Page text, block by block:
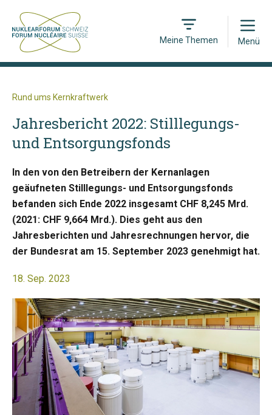
Meine Themen
Open
Menü
Rund ums Kernkraftwerk
Jahresbericht 2022: Stilllegungs-
und Entsorgungsfonds
In den von den Betreibern der Kernanlagen
geäufneten Stilllegungs- und Entsorgungsfonds
befanden sich Ende 2022 insgesamt CHF 8,245 Mrd.
(2021: CHF 9,664 Mrd.). Dies geht aus den
Jahresberichten und Jahresrechnungen hervor, die
der Bundesrat am 15. September 2023 genehmigt hat.
18. Sep. 2023